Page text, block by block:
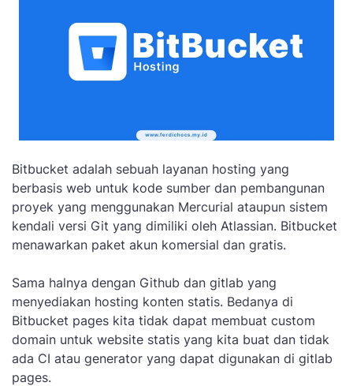
Bitbucket adalah sebuah layanan hosting yang
berbasis web untuk kode sumber dan pembangunan
proyek yang menggunakan Mercurial ataupun sistem
kendali versi Git yang dimiliki oleh Atlassian. Bitbucket
menawarkan paket akun komersial dan gratis.
Sama halnya dengan Github dan gitlab yang
menyediakan hosting konten statis. Bedanya di
Bitbucket pages kita tidak dapat membuat custom
domain untuk website statis yang kita buat dan tidak
ada CI atau generator yang dapat digunakan di gitlab
pages.